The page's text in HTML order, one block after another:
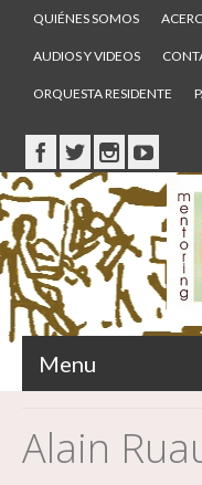
QUIÉNES SOMOS
AUDIOS Y VIDEOS
ORQUESTA RESIDENTE
Menu
Alain